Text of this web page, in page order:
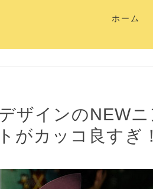
ホーム
ザインのNEW
がカッコ良すぎ！